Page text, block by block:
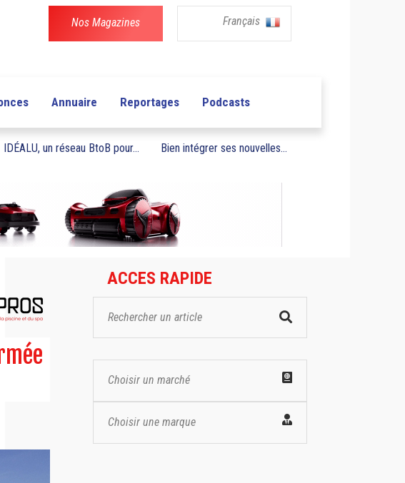
Nos Magazines Français
Annuaire Reportages Podcasts
IDÉALU, un réseau BtoB pour... Bien intégrer ses nouvelles...
ACCES RAPIDE
Choisir un marché
Choisir une marque